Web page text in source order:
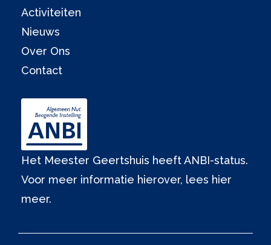
Activiteiten
Nieuws
Over Ons
Contact
Het Meester Geertshuis heeft ANBI-status.
Voor meer informatie hierover, lees hier
meer.